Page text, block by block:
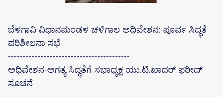
ಬೆಳಗಾವಿ ವಿಧಾನಮಂಡಳ ಚಳಿಗಾಲ ಅಧಿವೇಶನ: ಪೂರ್ವ ಸಿದ್ಧತೆ
ಪರಿಶೀಲನಾ ಸಭೆ
-----------------------------------------
ಅಧಿವೇಶನ-ಅಗತ್ಯ ಸಿದ್ಧತೆಗೆ ಸಭಾಧ್ಯಕ್ಷ ಯು.ಟಿ.ಖಾದರ್ ಫರೀದ್
ಸೂಚನೆ